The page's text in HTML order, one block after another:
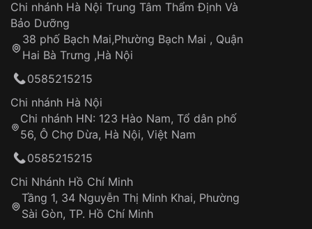
Áp dụng cho tất cả tỉnh thành trên toàn quốc
Thời gian tính từ khi xác nhận đơn hàng thành
công
Hotline: 0585 215 215
Từ khóa SEO:
Dây đeo
Sản phẩm đã bị:
Tự ý sửa chữa
thống VNLUX
Đảm bảo quyền lợi khách hàng
Đồng hành cùng khách hàng trong suốt quá
trình sử dụng
Chi nhánh Hà Nội Trung Tâm Thẩm Định Và
Bảo Dưỡng
38 phố Bạch Mai,Phường Bạch Mai , Quận
Hai Bà Trưng ,Hà Nội
0585215215
Chi nhánh Hà Nội
Chi nhánh HN: 123 Hào Nam, Tổ dân phố
56, Ô Chợ Dừa, Hà Nội, Việt Nam
0585215215
Chi Nhánh Hồ Chí Minh
Tầng 1, 34 Nguyễn Thị Minh Khai, Phường
Sài Gòn, TP. Hồ Chí Minh